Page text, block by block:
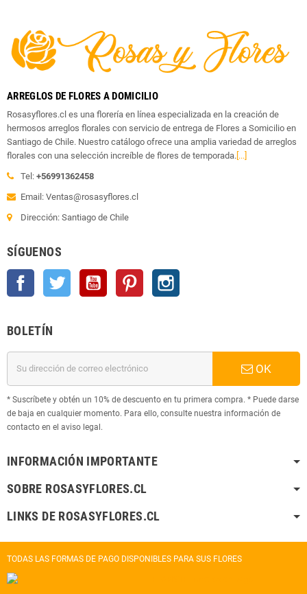
ARREGLOS DE FLORES A DOMICILIO
Rosasyflores.cl es una florería en línea especializada en la creación de
hermosos arreglos florales con servicio de entrega de Flores a Somicilio en
Santiago de Chile. Nuestro catálogo ofrece una amplia variedad de arreglos
florales con una selección increíble de flores de temporada. [...]
Tel: +56991362458
Email: Ventas@rosasyflores.cl
Dirección: Santiago de Chile
SÍGUENOS
Facebook Twitter YouTube Pinterest
BOLETÍN
OK
* Suscríbete y obtén un 10% de descuento en tu primera compra. * Puede darse
de baja en cualquier momento. Para ello, consulte nuestra información de
contacto en el aviso legal.
INFORMACIÓN IMPORTANTE
SOBRE ROSASYFLORES.CL
LINKS DE ROSASYFLORES.CL
TODAS LAS FORMAS DE PAGO DISPONIBLES PARA SUS FLORES